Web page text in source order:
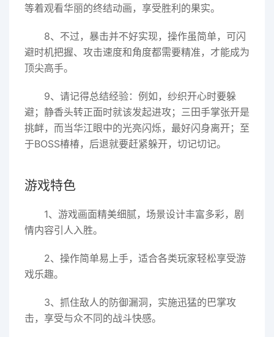
等着观看华丽的终结动画，享受胜利的果实。
8、不过，暴击并不好实现，操作虽简单，可闪
避时机把握、攻击速度和角度都需要精准，才能成为
顶尖高手。
9、请记得总结经验：例如，纱织开心时要躲
避；静香头转正面时就该发起进攻；三田手掌张开是
挑衅，而当华江眼中的光亮闪烁，最好闪身离开；至
于BOSS椿椿，后退就要赶紧躲开，切记切记。
游戏特色
1、游戏画面精美细腻，场景设计丰富多彩，剧
情内容引人入胜。
2、操作简单易上手，适合各类玩家轻松享受游
戏乐趣。
3、抓住敌人的防御漏洞，实施迅猛的巴掌攻
击，享受与众不同的战斗快感。